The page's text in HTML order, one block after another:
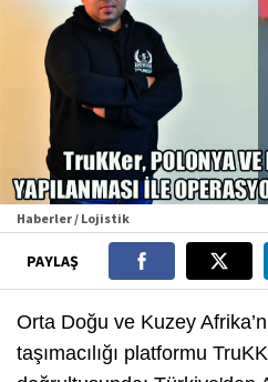
Haberler / Lojistik
PAYLAŞ
Orta Doğu ve Kuzey
taşımacılığı platformu